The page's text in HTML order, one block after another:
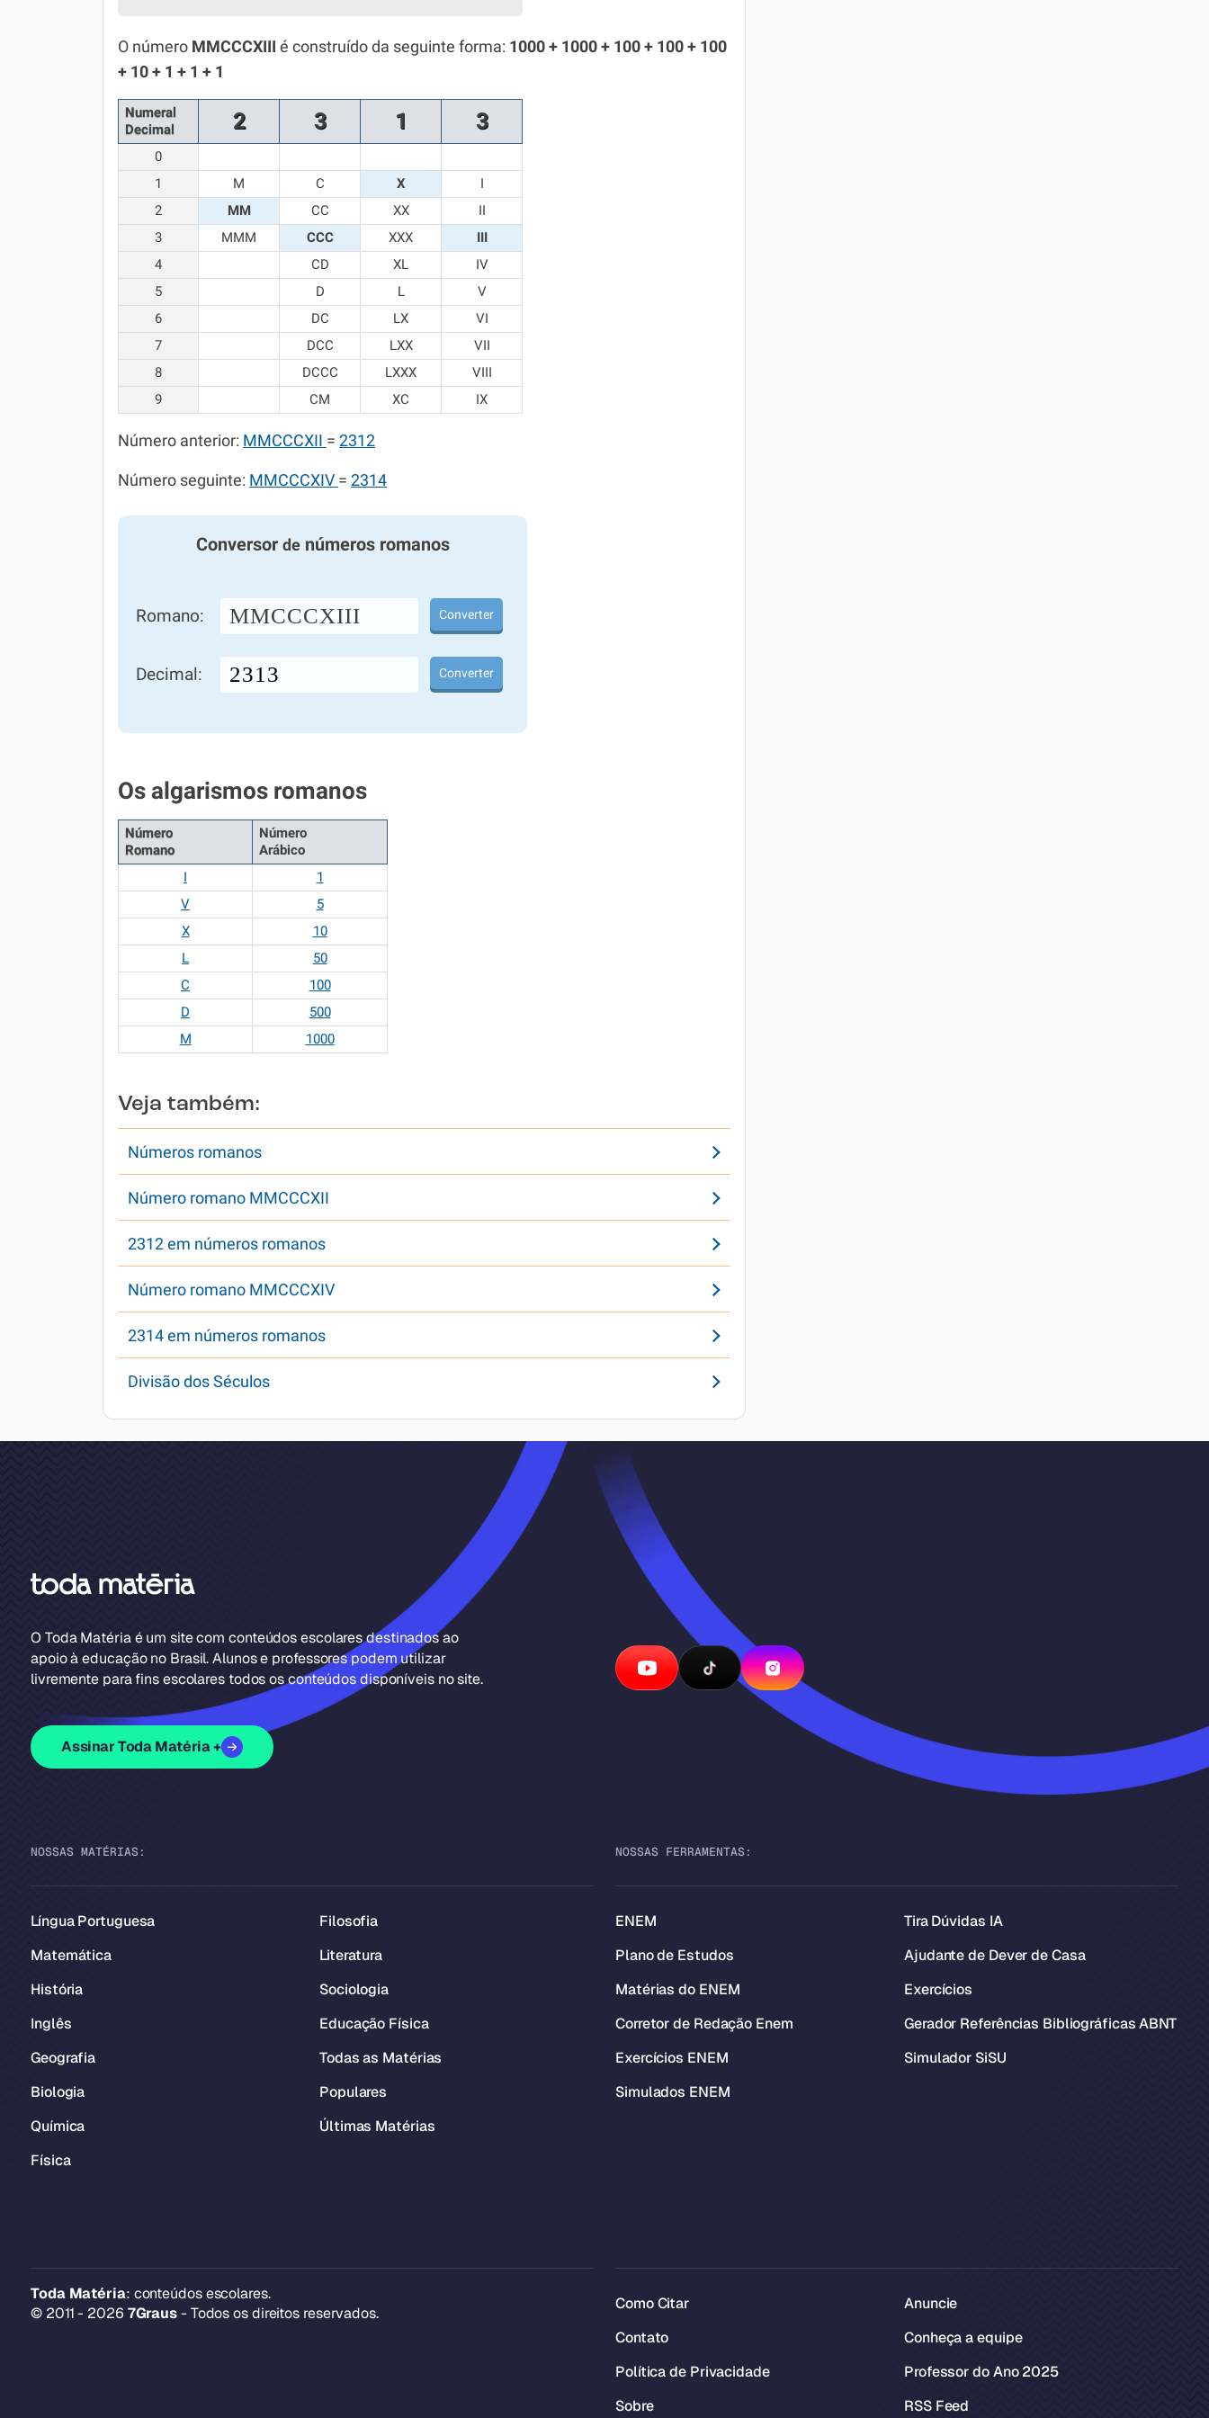
Química
Todos os Exercícios
O número MMCCCXIII é construído da seguinte forma: 1000 + 1000 + 100 + 100 + 100
+ 10 + 1 + 1 + 1
Numeral
Decimal
2 3 1 3
0
1
M C X
I
2
MM CC XX
II
3
MMM CCC XXX
III
4
CD XL
IV
5
D L
V
6
DC LX
VI
7
DCC LXX
VII
8
DCCC LXXX
VIII
9
CM XC IX
Número anterior: MMCCCXII = 2312
Número seguinte: MMCCCXIV = 2314
Conversor denúmeros romanos
Romano: MMCCCXIII Converter
Decimal: Converter
Os algarismos romanos
Número
Romano
Número
Arábico
I
1
V
5
X
10
L
50
C
100
D
500
M
1000
Veja também:
Números romanos
Número romano MMCCCXII
2312 em números romanos
Número romano MMCCCXIV
2314 em números romanos
Divisão dos Séculos
O Toda Matéria é um site com conteúdos escolares destinados ao
apoio à educação no Brasil. Alunos e professores podem utilizar
livremente para fins escolares todos os conteúdos disponíveis no site.
Assinar Toda Matéria +
NOSSAS MATÉRIAS:
Língua Portuguesa
Matemática
História
Inglês
Geografia
Biologia
Química
Física
Filosofia
Literatura
Sociologia
Educação Física
Todas as Matérias
Populares
Últimas Matérias
NOSSAS FERRAMENTAS:
ENEM
Plano de Estudos
Matérias do ENEM
Corretor de Redação Enem
Exercícios ENEM
Simulados ENEM
Tira Dúvidas IA
Ajudante de Dever de Casa
Exercícios
Gerador Referências Bibliográficas ABNT
Simulador SiSU
Toda Matéria: conteúdos escolares.
© 2011 - 2026 7Graus- Todos os direitos reservados.
Como Citar
Contato
Política de Privacidade
Sobre
Anuncie
Conheça a equipe
Professor do Ano 2025
RSS Feed